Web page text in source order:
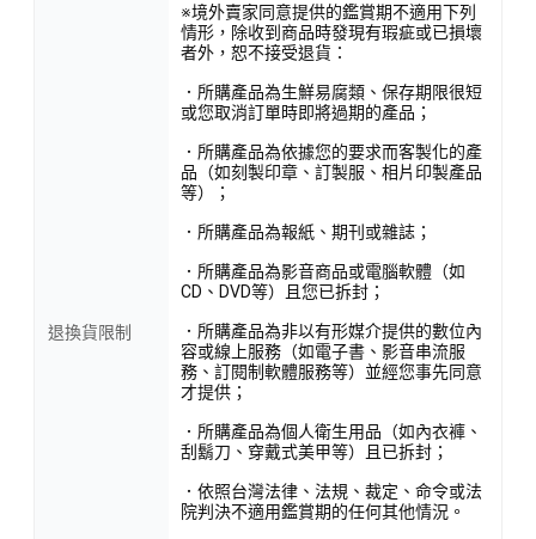
退換貨限制
※境外賣家同意提供的鑑賞期不適用下列
情形，除收到商品時發現有瑕疵或已損壞
者外，恕不接受退貨：
．所購產品為生鮮易腐類、保存期限很短
或您取消訂單時即將過期的產品；
．所購產品為依據您的要求而客製化的產
品（如刻製印章、訂製服、相片印製產品
等）；
．所購產品為報紙、期刊或雜誌；
．所購產品為影音商品或電腦軟體（如
CD、DVD等）且您已拆封；
．所購產品為非以有形媒介提供的數位內
容或線上服務（如電子書、影音串流服
務、訂閱制軟體服務等）並經您事先同意
才提供；
．所購產品為個人衛生用品（如內衣褲、
刮鬍刀、穿戴式美甲等）且已拆封；
．依照台灣法律、法規、裁定、命令或法
院判決不適用鑑賞期的任何其他情況。